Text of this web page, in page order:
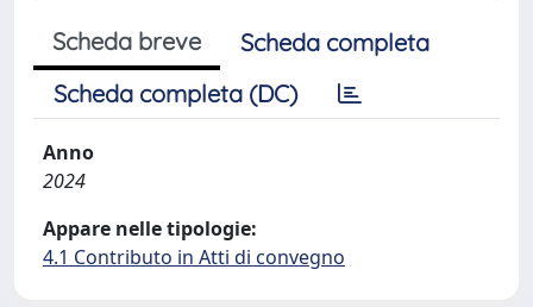
Scheda breve
Scheda completa
Scheda completa (DC)
Anno
2024
Appare nelle tipologie:
4.1 Contributo in Atti di convegno